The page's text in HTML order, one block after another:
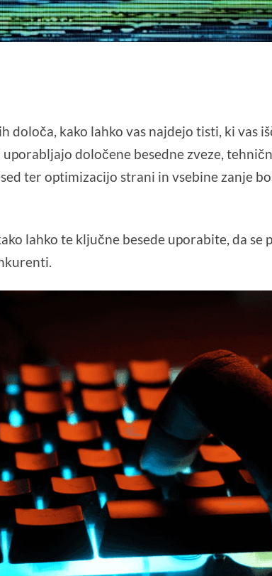
določa, kako lahko vas najdejo tisti, ki vas
določene besedne zveze,
ter optimizacijo strani in vsebine zanje
lahko te ključne besede uporabite, da se